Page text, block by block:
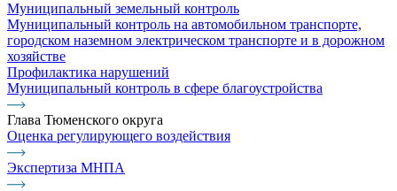
Муниципальный земельный контроль
Муниципальный контроль на автомобильном транспорте,
городском наземном электрическом транспорте и в дорожном
хозяйстве
Профилактика нарушений
Муниципальный контроль в сфере благоустройства
Глава Тюменского округа
Оценка регулирующего воздействия
Экспертиза МНПА